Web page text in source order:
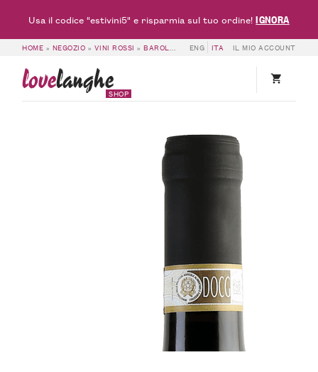
HOME » NEGOZIO » VINI ROSSI »BAROLO DOCG » BAROLO DOCG BUSSIA 2020
ENG ITA IL MIO ACCOUNT
lovelanghe
SHOP
Usa il codice "estivini5" e risparmia sul tuo ordine!IGNORA